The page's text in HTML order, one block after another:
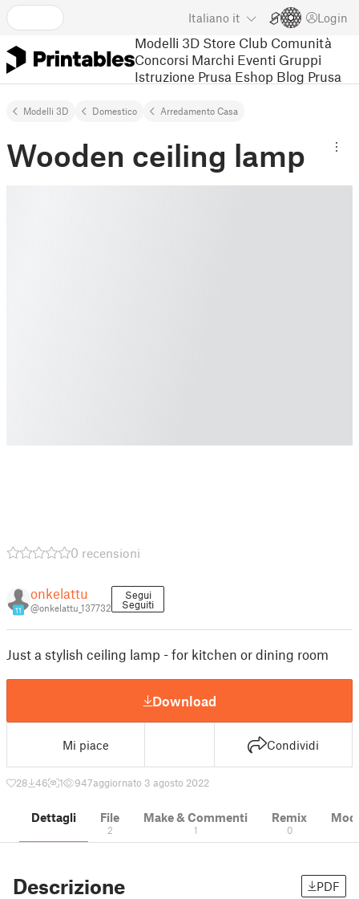
Italiano it Login
Modelli 3D Store Club Comunità
Concorsi Marchi Eventi Gruppi
Istruzione Prusa Eshop Blog Prusa
Modelli 3D Domestico Arredamento Casa
Wooden ceiling lamp
0 recensioni
11
onkelattu
@onkelattu_137732
Segui
Seguiti
Just a stylish ceiling lamp - for kitchen or dining room
Download
Mi piace Condividi
28 46 1 947aggiornato 3 agosto 2022
Dettagli File
2
Make & Commenti
1
Remix
0
Descrizione PDF